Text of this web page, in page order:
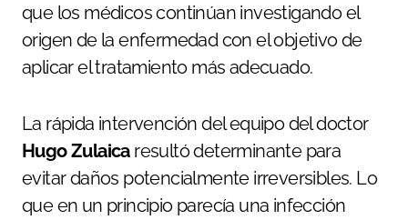
que los médicos continúan investigando el
origen de la enfermedad con el objetivo de
aplicar el tratamiento más adecuado.
La rápida intervención del equipo del doctor
Hugo Zulaicaresultó determinante para
evitar daños potencialmente irreversibles. Lo
que en un principio parecía una infección